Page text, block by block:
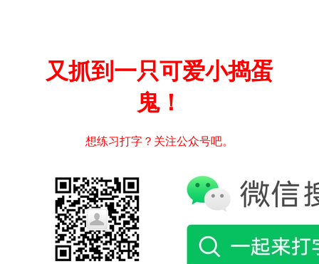
又抓到一只可爱小捣蛋
鬼！
想练习打字？关注公众号吧。